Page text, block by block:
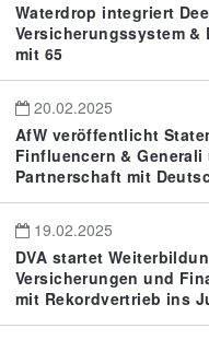
Waterdrop integriert
Versicherungssystem
mit 65
20.02.2025
AfW veröffentlicht
Finfluencern & Generali
Partnerschaft mit
19.02.2025
DVA startet
Versicherungen und
mit Rekordvertrieb ins